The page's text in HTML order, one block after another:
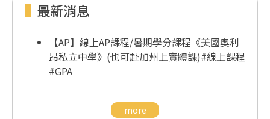
最新消息
【AP】線上AP課程/暑期學分課程《美國奧利
昂私立中學》(也可赴加州上實體課)#線上課程
#GPA
more